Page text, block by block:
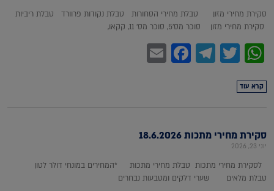
סקירת מחירי מזון טבלת מחירי הסחורות טבלת נקודות פרוורד טבלת ריביות
סקירת מחירי מזון סוכר מס'5, סוכר מס' 11, קקאו,
WhatsApp
Twitter
Telegram
Facebook
קרא עוד
סקירת מחירי מתכות 18.6.2026
יוני 23, 2026
לסקירת מחירי מתכות טבלת מחירי מתכות *המחירים במונחי דולר לטון
טבלת מלאים שערי דלקים ומטבעות נבחרים